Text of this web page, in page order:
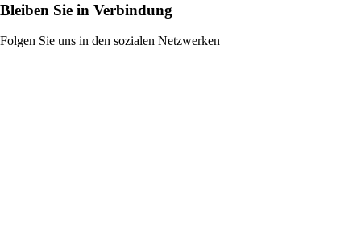
Bleiben Sie in Verbindung
Folgen Sie uns in den sozialen Netzwerken